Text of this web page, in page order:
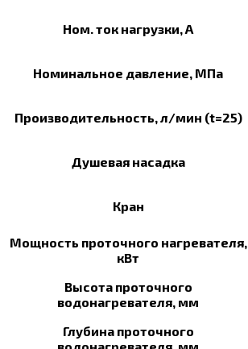
Ном. ток нагрузки, А
Номинальное давление, МПа
Производительность, л/мин (t=25)
Душевая насадка
Кран
Мощность проточного нагревателя,
кВт
Высота проточного
водонагревателя, мм
Глубина проточного